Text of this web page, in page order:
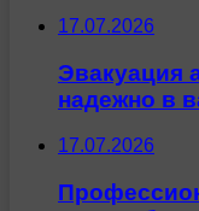
17.07.2026
Эвакуация
надежно в
17.07.2026